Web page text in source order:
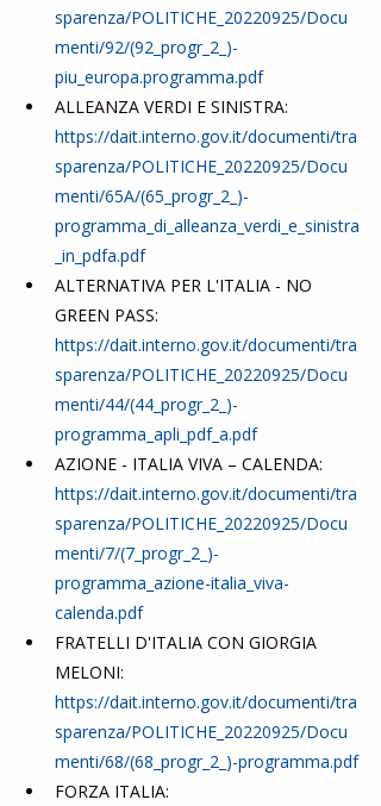
sparenza/POLITICHE_20220925/Docu
menti/92/(92_progr_2_)-
piu_europa.programma.pdf
ALLEANZA VERDI E SINISTRA:
https://dait.interno.gov.it/documenti/tra
sparenza/POLITICHE_20220925/Docu
menti/65A/(65_progr_2_)-
programma_di_alleanza_verdi_e_sinistra
_in_pdfa.pdf
ALTERNATIVA PER L'ITALIA - NO
GREEN PASS:
https://dait.interno.gov.it/documenti/tra
sparenza/POLITICHE_20220925/Docu
menti/44/(44_progr_2_)-
programma_apli_pdf_a.pdf
AZIONE - ITALIA VIVA – CALENDA:
https://dait.interno.gov.it/documenti/tra
sparenza/POLITICHE_20220925/Docu
menti/7/(7_progr_2_)-
programma_azione-italia_viva-
calenda.pdf
FRATELLI D'ITALIA CON GIORGIA
MELONI:
https://dait.interno.gov.it/documenti/tra
sparenza/POLITICHE_20220925/Docu
menti/68/(68_progr_2_)-programma.pdf
FORZA ITALIA: